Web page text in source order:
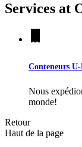
Services at
Conteneurs U-
Nous
monde!
Retour
Haut de la page